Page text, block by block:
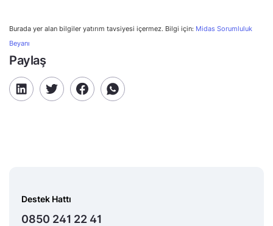
Burada yer alan bilgiler yatırım tavsiyesi içermez. Bilgi için: Midas Sorumluluk
Beyanı
Paylaş
Destek Hattı
0850 241 22 41